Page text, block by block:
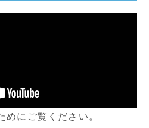
めにご覧ください。